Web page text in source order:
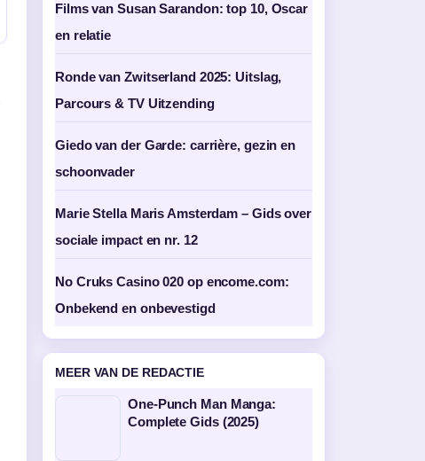
Films van Susan Sarandon: top 10, Oscar
en relatie
Ronde van Zwitserland 2025: Uitslag,
Parcours & TV Uitzending
Giedo van der Garde: carrière, gezin en
schoonvader
Marie Stella Maris Amsterdam – Gids over
sociale impact en nr. 12
No Cruks Casino 020 op encome.com:
Onbekend en onbevestigd
MEER VAN DE REDACTIE
One-Punch Man Manga:
Complete Gids (2025)